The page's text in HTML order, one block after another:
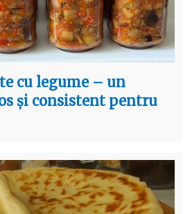
cu legume – un
și consistent pentru